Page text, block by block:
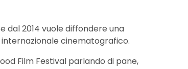
dal 2014 vuole diffondere una
cinematografico.
Film Festival parlando di pane,